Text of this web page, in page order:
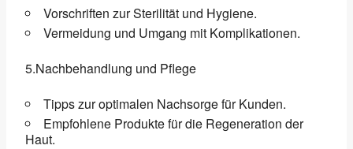
Vorschriften zur Sterilität und Hygiene.
Vermeidung und Umgang mit Komplikationen.
5.Nachbehandlung und Pflege
Tipps zur optimalen Nachsorge für Kunden.
Empfohlene Produkte für die Regeneration der
Haut.